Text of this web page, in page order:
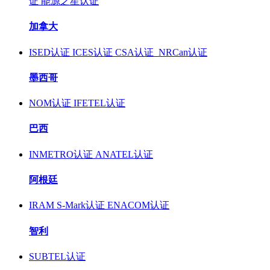
加拿大
ISED认证 ICES认证 CSA认证 NRCan认证
墨西哥
NOM认证 IFETEL认证
巴西
INMETRO认证 ANATEL认证
阿根廷
IRAM S-Mark认证 ENACOM认证
智利
SUBTEL认证